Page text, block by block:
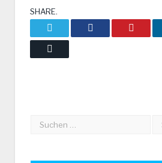
SHARE.
Facebook